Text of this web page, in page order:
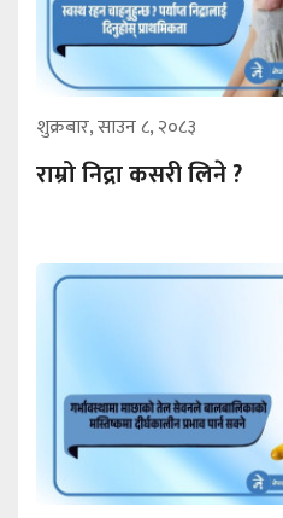
शुक्रबार, साउन ८, २०८३
राम्रो निद्रा कसरी लिने ?